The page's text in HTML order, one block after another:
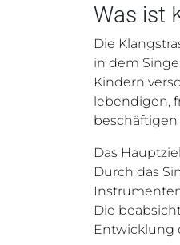
Was ist
Die
in dem
Kindern
lebendigen,
beschäftigen
Das
Durch das
Die
Entwicklung